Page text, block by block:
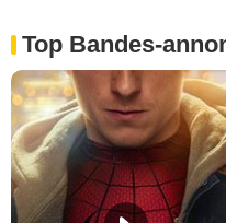
Top Bandes-